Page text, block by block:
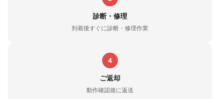
診断・修理
到着後すぐに診断・修理作業
4
ご返却
動作確認後に返送